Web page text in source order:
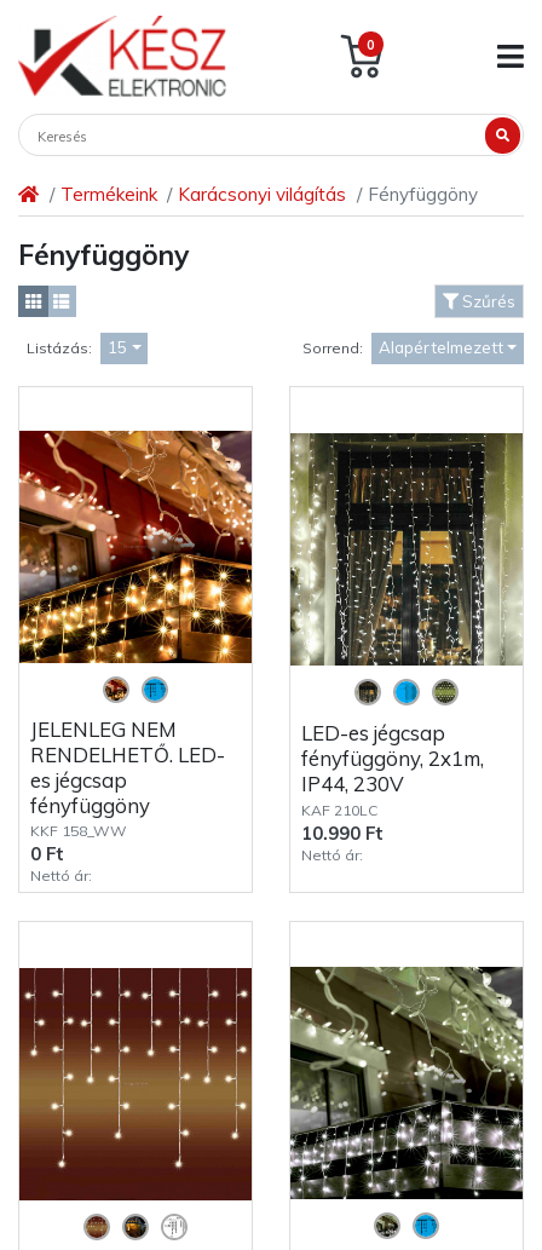
0
Termékeink Karácsonyi világítás Fényfüggöny
Fényfüggöny
Szűrés
Listázás: 15 Sorrend: Alapértelmezett
JELENLEG NEM
RENDELHETŐ. LED-
es jégcsap
fényfüggöny
KKF 158_WW
0 Ft
Nettó ár:
LED-es jégcsap
fényfüggöny, 2x1m,
IP44, 230V
KAF 210LC
10.990 Ft
Nettó ár: